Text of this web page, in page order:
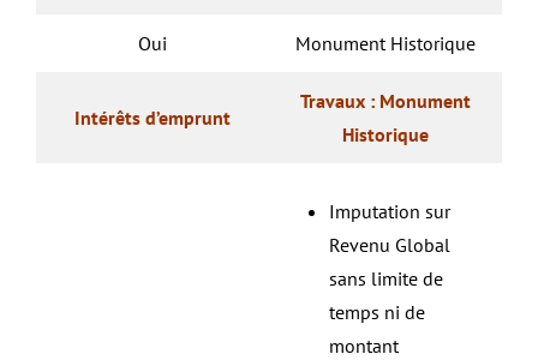
Oui Monument Historique
Intérêts d’emprunt
Travaux : Monument
Historique
Imputation sur
Revenu Global
sans limite de
temps ni de
montant